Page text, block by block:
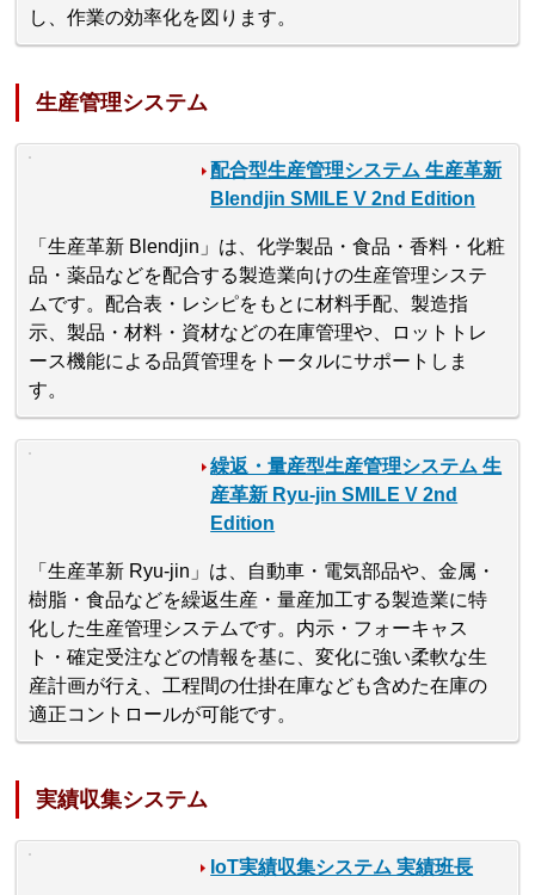
し、作業の効率化を図ります。
生産管理システム
配合型生産管理システム 生産革新
Blendjin SMILE V 2nd Edition
「生産革新 Blendjin」は、化学製品・食品・香料・化粧
品・薬品などを配合する製造業向けの生産管理システ
ムです。配合表・レシピをもとに材料手配、製造指
示、製品・材料・資材などの在庫管理や、ロットトレ
ース機能による品質管理をトータルにサポートしま
す。
繰返・量産型生産管理システム 生
産革新 Ryu-jin SMILE V 2nd
Edition
「生産革新 Ryu-jin」は、自動車・電気部品や、金属・
樹脂・食品などを繰返生産・量産加工する製造業に特
化した生産管理システムです。内示・フォーキャス
ト・確定受注などの情報を基に、変化に強い柔軟な生
産計画が行え、工程間の仕掛在庫なども含めた在庫の
適正コントロールが可能です。
実績収集システム
IoT実績収集システム 実績班長